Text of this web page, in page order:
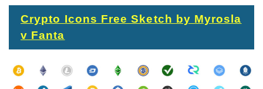
Crypto Icons Free Sketch by Myrosla
v Fanta